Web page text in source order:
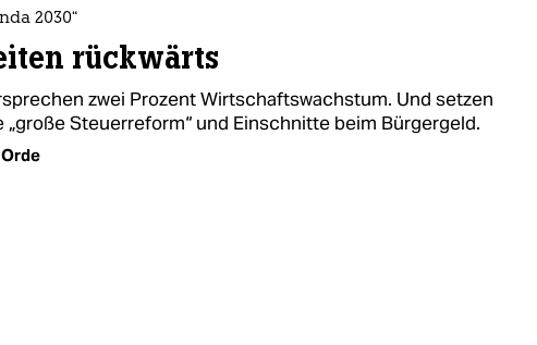
2030“
rückwärts
zwei Prozent Wirtschaftswachstum. Und setzen
„große Steuerreform“ und Einschnitte beim Bürgergeld.